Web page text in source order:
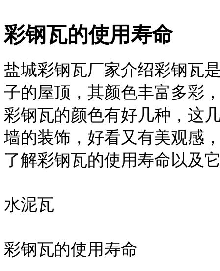
彩钢瓦的使用寿命
盐城彩钢瓦厂家介绍彩钢瓦
子的屋顶，其颜色丰富多彩
彩钢瓦的颜色有好几种，这
墙的装饰，好看又有美观感
了解彩钢瓦的使用寿命以及
水泥瓦
彩钢瓦的使用寿命